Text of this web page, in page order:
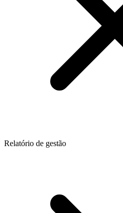
Relatório de gestão